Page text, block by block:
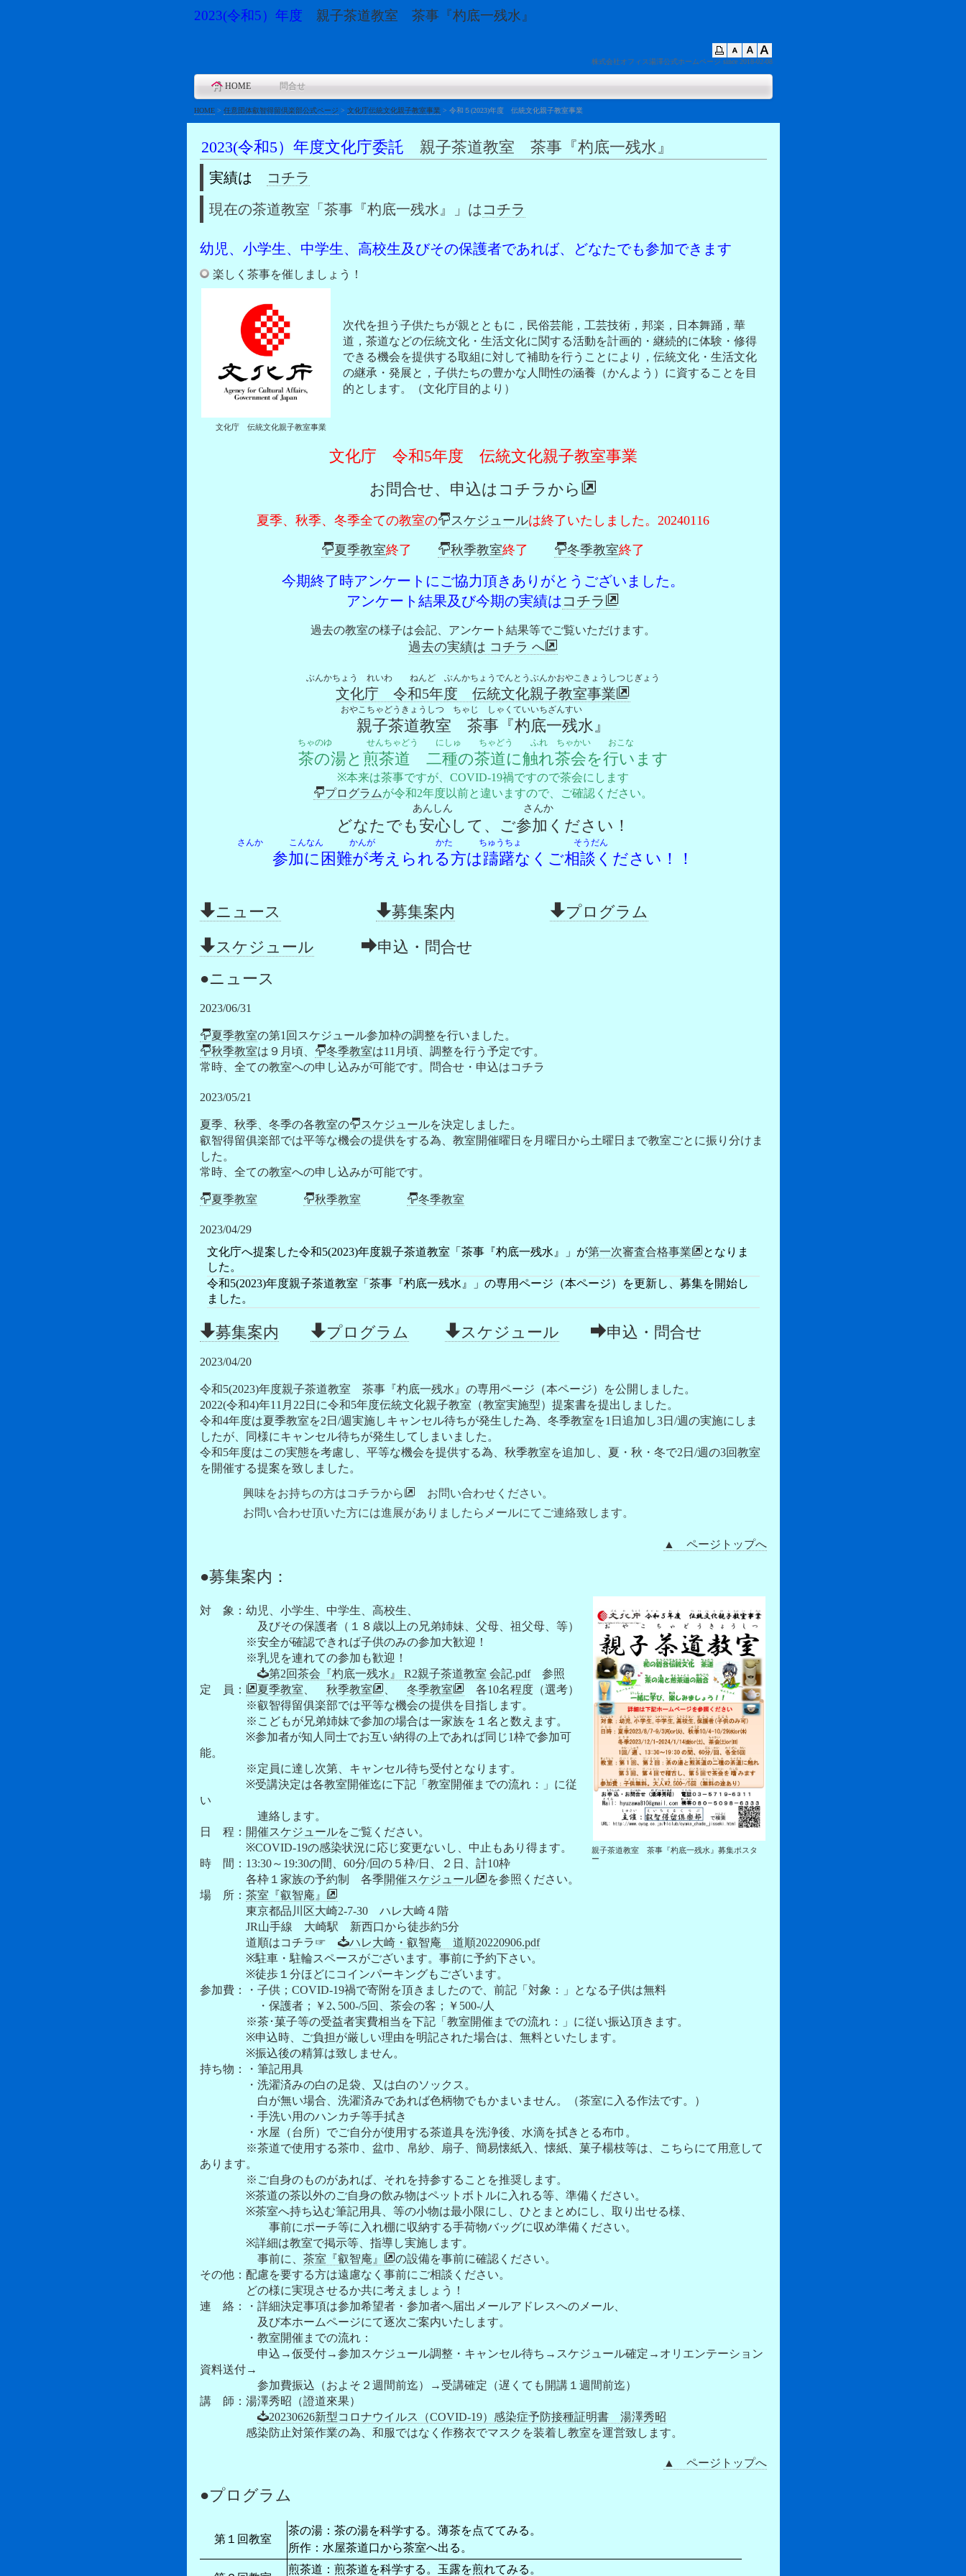
2023(令和5）年度 親子茶道教室 茶事『杓底一残水』
株式会社オフィス湯澤公式ホームページ since 2018-02-08
HOME 問合せ
HOME> 任意団体叡智得留倶楽部公式ページ > 文化庁伝統文化親子教室事業 > 令和５(2023)年度 伝統文化親子教室事業
2023(令和5）年度文化庁委託 親子茶道教室 茶事『杓底一残水』
実績は
コチラ
現在の茶道教室「茶事『杓底一残水』」は コチラ
幼児、小学生、中学生、高校生及びその保護者であれば、どなたでも参加できます
楽しく茶事を催しましょう！
文化庁 伝統文化親子教室事業
次代を担う子供たちが親とともに，民俗芸能，工芸技術，邦楽，日本舞踊，華
道，茶道などの伝統文化・生活文化に関する活動を計画的・継続的に体験・修得
できる機会を提供する取組に対して補助を行うことにより，伝統文化・生活文化
の継承・発展と，子供たちの豊かな人間性の涵養（かんよう） に資することを目
的とします。（文化庁目的より）
文化庁 令和5年度 伝統文化親子教室事業
お問合せ、申込はコチラから
夏季、秋季、冬季全ての教室の スケジュールは終了いたしました。20240116
夏季教室終了 秋季教室終了 冬季教室終了
今期終了時アンケートにご協力頂きありがとうございました。
アンケート結果及び今期の実績は コチラ
過去の教室の様子は会記、アンケート結果等でご覧いただけます。
過去の実績は コチラ へ
ぶんかちょう れいわ ねんど ぶんかちょうでんとうぶんかおやこきょうしつじぎょう
文化庁 令和5年度 伝統文化親子教室事業
おやこちゃどうきょうしつ ちゃじ しゃくていいちざんすい
親子茶道教室 茶事『杓底一残水』
ちゃのゆ せんちゃどう にしゅ ちゃどう ふれ ちゃかい おこな
茶の湯と煎茶道 二種の茶道に触れ茶会を行います
※本来は茶事ですが、COVID-19禍ですので茶会にします
プログラムが令和2年度以前と違いますので、ご確認ください。
あんしん さんか
どなたでも安心して、ご参加ください！
さんか こんなん かんが かた ちゅうちょ そうだん
参加に困難が考えられる方は躊躇なくご相談ください！！
ニュース 募集案内
プログラム
スケジュール
申込・問合せ
●ニュース
2023/06/31
夏季教室の第1回スケジュール参加枠の調整を行いました。
秋季教室は９月頃、 冬季教室は11月頃、調整を行う予定です。
常時、全ての教室への申し込みが可能です。問合せ・申込はコチラ
2023/05/21
夏季、秋季、冬季の各教室の スケジュールを決定しました。
叡智得留俱楽部では平等な機会の提供をする為、教室開催曜日を月曜日から土曜日まで教室ごとに振り分けま
した。
常時、全ての教室への申し込みが可能です。
夏季教室 秋季教室 冬季教室
2023/04/29
文化庁へ提案した令和5(2023)年度親子茶道教室「茶事『杓底一残水』」が第一次審査合格事業
となりま
した。
令和5(2023)年度親子茶道教室「茶事『杓底一残水』」の専用ページ（本ページ）を更新し、募集を開始し
ました。
募集案内 プログラム スケジュール 申込・問合せ
2023/04/20
令和5(2023)年度親子茶道教室 茶事『杓底一残水』の専用ページ（本ページ）を公開しました。
2022(令和4)年11月22日に令和5年度伝統文化親子教室（教室実施型）提案書を提出しました。
令和4年度は夏季教室を2日/週実施しキャンセル待ちが発生した為、冬季教室を1日追加し3日/週の実施にしま
したが、同様にキャンセル待ちが発生してしまいました。
令和5年度はこの実態を考慮し、平等な機会を提供する為、秋季教室を追加し、夏・秋・冬で2日/週の3回教室
を開催する提案を致しました。
興味をお持ちの方はコチラから
お問い合わせください。
お問い合わせ頂いた方には進展がありましたらメールにてご連絡致します。
▲ ページトップへ
●募集案内：
親子茶道教室 茶事『杓底一残水』募集ポスタ
ー
対 象：幼児、小学生、中学生、高校生、
及びその保護者（１８歳以上の兄弟姉妹、父母、祖父母、等）
※安全が確認できれば子供のみの参加大歓迎！
※乳児を連れての参加も歓迎！
第2回茶会『杓底一残水』 R2親子茶道教室 会記.pdf参照
定 員：
夏季教室 秋季教室 冬季教室
各10名程度（選考）
※叡智得留俱楽部では平等な機会の提供を目指します。
※こどもが兄弟姉妹で参加の場合は一家族を１名と数えます。
※参加者が知人同士でお互い納得の上であれば同じ1枠で参加可
能。
※定員に達し次第、キャンセル待ち受付となります。
※受講決定は各教室開催迄に下記「教室開催までの流れ：」に従
い
連絡します。
日 程： 開催スケジュールをご覧ください。
※COVID-19の感染状況に応じ変更ないし、中止もあり得ます。
時 間：13:30～19:30の間、60分/回の５枠/日、２日、計10枠
各枠１家族の予約制 各季開催スケジュール
を参照ください。
場 所： 茶室『叡智庵』
東京都品川区大崎2-7-30 ハレ大崎４階
JR山手線 大崎駅 新西口から徒歩約5分
道順はコチラ☞
ハレ大崎・叡智庵 道順20220906.pdf
※駐車・駐輪スペースがございます。事前に予約下さい。
※徒歩１分ほどにコインパーキングもございます。
参加費：・子供；COVID-19禍で寄附を頂きましたので、前記「対象：」となる子供は無料
・保護者；￥2､500-/5回、茶会の客；￥500-/人
※茶･菓子等の受益者実費相当を下記「教室開催までの流れ：」に従い振込頂きます。
※申込時、ご負担が厳しい理由を明記された場合は、無料といたします。
※振込後の精算は致しません。
持ち物：・筆記用具
・洗濯済みの白の足袋、又は白のソックス。
白が無い場合、洗濯済みであれば色柄物でもかまいません。（茶室に入る作法です。）
・手洗い用のハンカチ等手拭き
・水屋（台所）でご自分が使用する茶道具を洗浄後、水滴を拭きとる布巾。
※茶道で使用する茶巾、盆巾、帛紗、扇子、簡易懐紙入、懐紙、菓子楊枝等は、こちらにて用意して
あります。
※ご自身のものがあれば、それを持参することを推奨します。
※茶道の茶以外のご自身の飲み物はペットボトルに入れる等、準備ください。
※茶室へ持ち込む筆記用具、等の小物は最小限にし、ひとまとめにし、取り出せる様、
事前にポーチ等に入れ棚に収納する手荷物バッグに収め準備ください。
※詳細は教室で掲示等、指導し実施します。
事前に、 茶室『叡智庵』
の設備を事前に確認ください。
その他：配慮を要する方は遠慮なく事前にご相談ください。
どの様に実現させるか共に考えましょう！
連 絡：・詳細決定事項は参加希望者・参加者へ届出メールアドレスへのメール、
及び本ホームページにて逐次ご案内いたします。
・教室開催までの流れ：
申込→仮受付→参加スケジュール調整・キャンセル待ち→スケジュール確定→オリエンテーション
資料送付→
参加費振込（およそ２週間前迄）→受講確定（遅くても開講１週間前迄）
講 師：湯澤秀昭（證道來果）
20230626新型コロナウイルス（COVID-19）感染症予防接種証明書 湯澤秀昭
感染防止対策作業の為、和服ではなく作務衣でマスクを装着し教室を運営致します。
▲ ページトップへ
●プログラム
第１回教室
茶の湯：茶の湯を科学する。薄茶を点ててみる。
所作：水屋茶道口から茶室へ出る。
煎茶道：煎茶道を科学する。玉露を煎れてみる。